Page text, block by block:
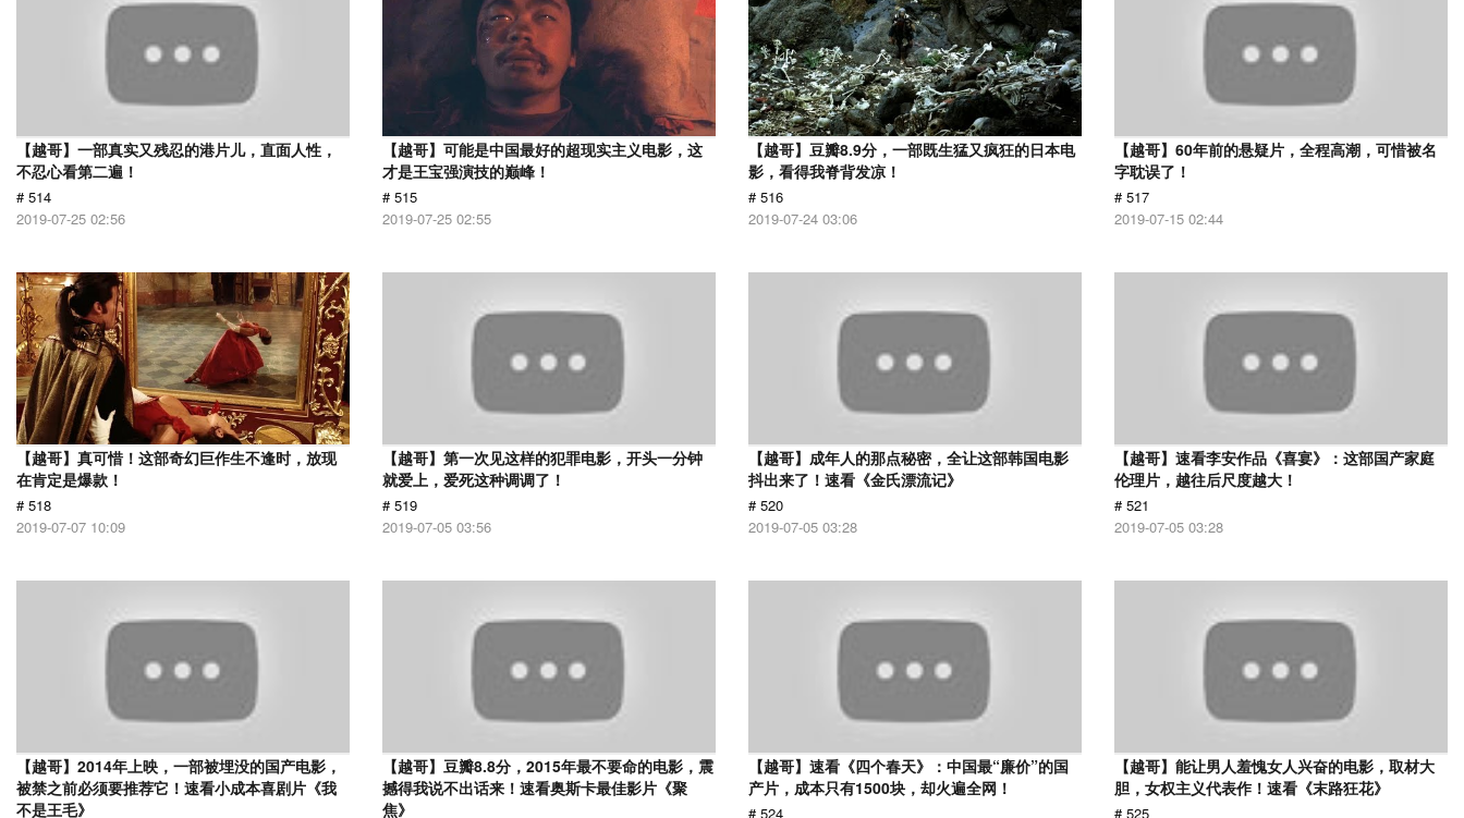
【越哥】一部真实又残忍的港片儿，直面人性，
不忍心看第二遍！
# 514
2019-07-25 02:56
【越哥】可能是中国最好的超现实主义电影，这
才是王宝强演技的巅峰！
# 515
2019-07-25 02:55
【越哥】豆瓣8.9分，一部既生猛又疯狂的日本电
影，看得我脊背发凉！
# 516
2019-07-24 03:06
【越哥】60年前的悬疑片，全程高潮，可惜被名
字耽误了！
# 517
2019-07-15 02:44
【越哥】真可惜！这部奇幻巨作生不逢时，放现
在肯定是爆款！
# 518
2019-07-07 10:09
【越哥】第一次见这样的犯罪电影，开头一分钟
就爱上，爱死这种调调了！
# 519
2019-07-05 03:56
【越哥】成年人的那点秘密，全让这部韩国电影
抖出来了！速看《金氏漂流记》
# 520
2019-07-05 03:28
【越哥】速看李安作品《喜宴》：这部国产家庭
伦理片，越往后尺度越大！
# 521
2019-07-05 03:28
【越哥】2014年上映，一部被埋没的国产电影，
被禁之前必须要推荐它！速看小成本喜剧片《我
不是王毛》
【越哥】豆瓣8.8分，2015年最不要命的电影，震
撼得我说不出话来！速看奥斯卡最佳影片《聚
焦》
【越哥】速看《四个春天》：中国最“廉价”的国
产片，成本只有1500块，却火遍全网！
# 524
【越哥】能让男人羞愧女人兴奋的电影，取材大
胆，女权主义代表作！速看《末路狂花》
# 525